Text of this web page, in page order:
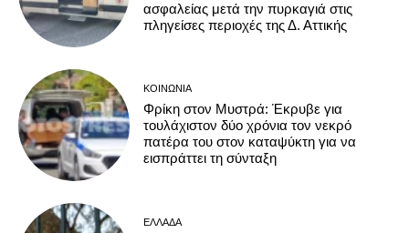
ασφαλείας μετά την πυρκαγιά στις
πληγείσες περιοχές της Δ. Αττικής
ΚΟΙΝΩΝΊΑ
Φρίκη στον Μυστρά: Έκρυβε για
τουλάχιστον δύο χρόνια τον νεκρό
πατέρα του στον καταψύκτη για να
εισπράττει τη σύνταξη
ΕΛΛΆΔΑ